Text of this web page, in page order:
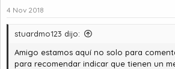
4 Nov 2018
stuardmo123 dijo:
Amigo estamos aquí no solo para
para recomendar indicar que tienen un